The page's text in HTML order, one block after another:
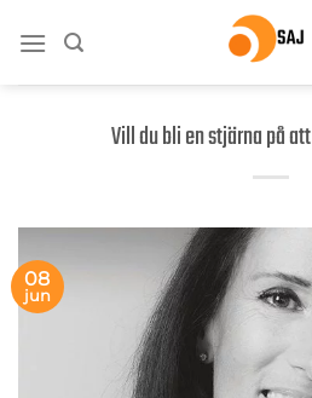
Vill du bli en stjärna på
08
jun